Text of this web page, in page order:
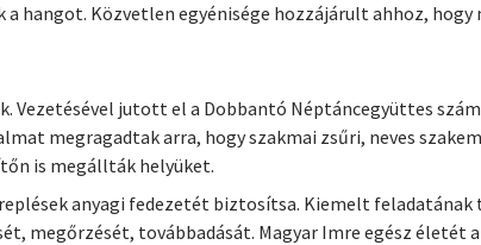
Közvetlen egyénisége hozzájárult ahhoz, hogy
Vezetésével jutott el a Dobbantó Néptáncegyüttes
megragadtak arra, hogy szakmai zsűri, neves
is megállták helyüket.
anyagi fedezetét biztosítsa. Kiemelt
megőrzését, továbbadását. Magyar Imre egész életét